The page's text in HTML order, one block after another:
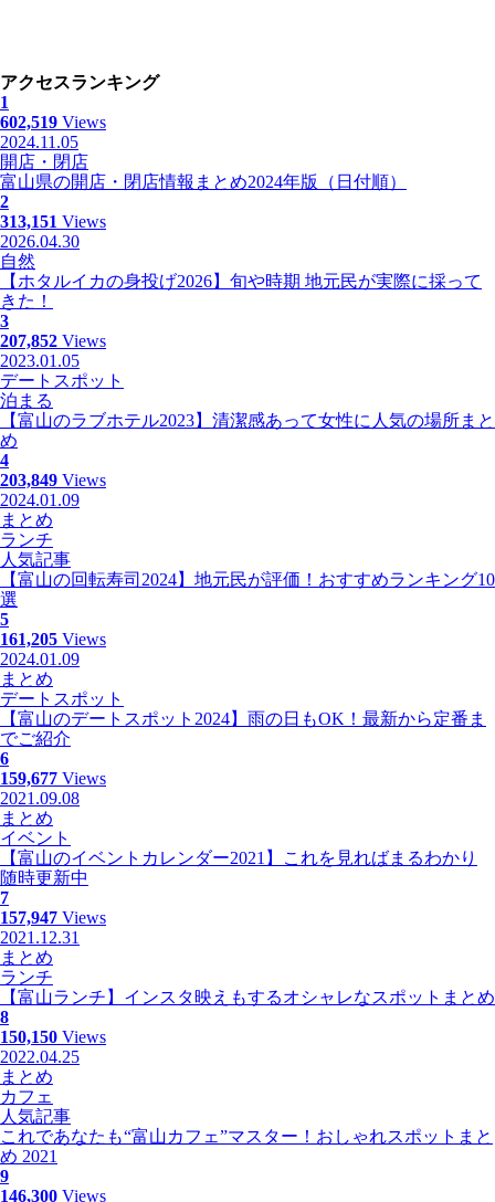
アクセスランキング
1
602,519 Views
2024.11.05
開店・閉店
富山県の開店・閉店情報まとめ2024年版（日付順）
2
313,151 Views
2026.04.30
自然
【ホタルイカの身投げ2026】旬や時期 地元民が実際に採って
きた！
3
207,852 Views
2023.01.05
デートスポット
泊まる
【富山のラブホテル2023】清潔感あって女性に人気の場所まと
め
4
203,849 Views
2024.01.09
まとめ
ランチ
人気記事
【富山の回転寿司2024】地元民が評価！おすすめランキング10
選
5
161,205 Views
2024.01.09
まとめ
デートスポット
【富山のデートスポット2024】雨の日もOK！最新から定番ま
でご紹介
6
159,677 Views
2021.09.08
まとめ
イベント
【富山のイベントカレンダー2021】これを見ればまるわかり
随時更新中
7
157,947 Views
2021.12.31
まとめ
ランチ
【富山ランチ】インスタ映えもするオシャレなスポットまとめ
8
150,150 Views
2022.04.25
まとめ
カフェ
人気記事
これであなたも“富山カフェ”マスター！おしゃれスポットまと
め 2021
9
146,300 Views